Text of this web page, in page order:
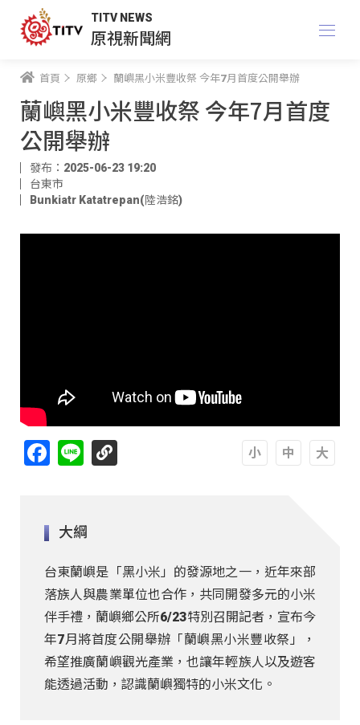
TITV NEWS
原視新聞網
首頁 原鄉 蘭嶼黑小米豐收祭 今年7月首度公開舉辦
蘭嶼黑小米豐收祭 今年7月首度
公開舉辦
發布：2025-06-23 19:20
台東市
Bunkiatr Katatrepan(陸浩銘)
Facebook
Line
大綱
台東蘭嶼是「黑小米」的發源地之一，近年來部
落族人與農業單位也合作，共同開發多元的小米
伴手禮，蘭嶼鄉公所6/23特別召開記者，宣布今
年7月將首度公開舉辦「蘭嶼黑小米豐收祭」，
希望推廣蘭嶼觀光產業，也讓年輕族人以及遊客
能透過活動，認識蘭嶼獨特的小米文化。